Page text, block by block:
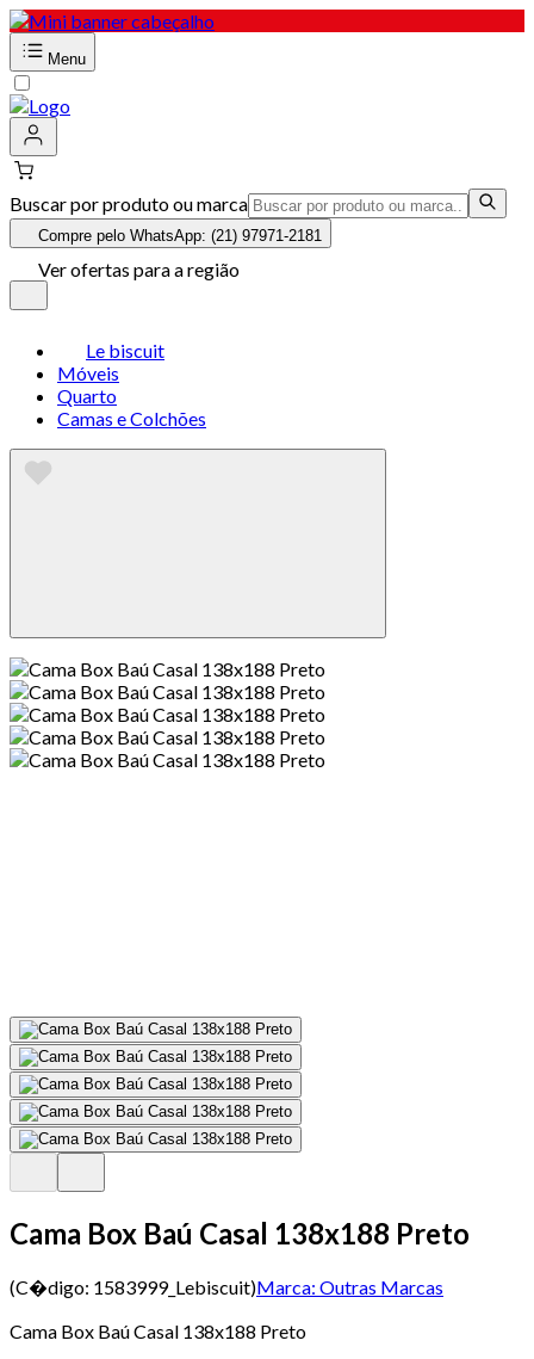
Menu
Buscar por produto ou marca
Compre pelo WhatsApp: (21) 97971-2181
Ver ofertas para a região
Le biscuit
Móveis
Quarto
Camas e Colchões
Cama Box Baú Casal 138x188 Preto
(C�digo: 1583999_Lebiscuit)Marca: Outras Marcas
Cama Box Baú Casal 138x188 Preto